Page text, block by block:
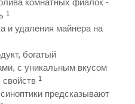
комнатных фиалок -
1
и удаления майнера на
богатый
с уникальным вкусом
1
предсказывают